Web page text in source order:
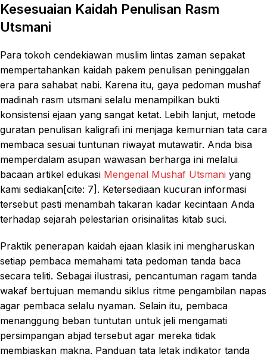
Kesesuaian Kaidah Penulisan Rasm
Utsmani
Para tokoh cendekiawan muslim lintas zaman sepakat
mempertahankan kaidah pakem penulisan peninggalan
era para sahabat nabi. Karena itu, gaya pedoman mushaf
madinah rasm utsmani selalu menampilkan bukti
konsistensi ejaan yang sangat ketat. Lebih lanjut, metode
guratan penulisan kaligrafi ini menjaga kemurnian tata cara
membaca sesuai tuntunan riwayat mutawatir. Anda bisa
memperdalam asupan wawasan berharga ini melalui
bacaan artikel edukasi Mengenal Mushaf Utsmani yang
kami sediakan[cite: 7]. Ketersediaan kucuran informasi
tersebut pasti menambah takaran kadar kecintaan Anda
terhadap sejarah pelestarian orisinalitas kitab suci.
Praktik penerapan kaidah ejaan klasik ini mengharuskan
setiap pembaca memahami tata pedoman tanda baca
secara teliti. Sebagai ilustrasi, pencantuman ragam tanda
wakaf bertujuan memandu siklus ritme pengambilan napas
agar pembaca selalu nyaman. Selain itu, pembaca
menanggung beban tuntutan untuk jeli mengamati
persimpangan abjad tersebut agar mereka tidak
membiaskan makna. Panduan tata letak indikator tanda